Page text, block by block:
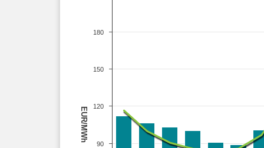
EUR/MWh
90
120
150
180